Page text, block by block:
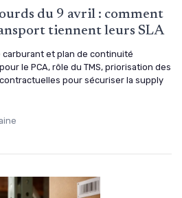
du 9 avril : comment
tiennent leurs SLA
et plan de continuité
le PCA, rôle du TMS, priorisation des
pour sécuriser la supply